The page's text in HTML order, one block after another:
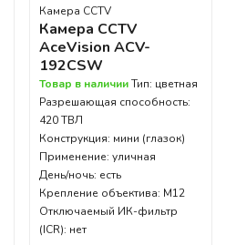
Камера CCTV
Камера CCTV
AceVision ACV-
192CSW
Товар в наличииТип: цветная
Разрешающая способность:
420 ТВЛ
Конструкция: мини (глазок)
Применение: уличная
День/ночь: есть
Крепление объектива: M12
Отключаемый ИК-фильтр
(ICR): нет